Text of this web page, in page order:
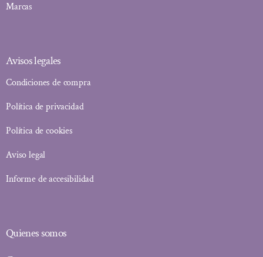
Marcas
Avisos legales
Condiciones de compra
Política de privacidad
Política de cookies
Aviso legal
Informe de accesibilidad
Quienes somos